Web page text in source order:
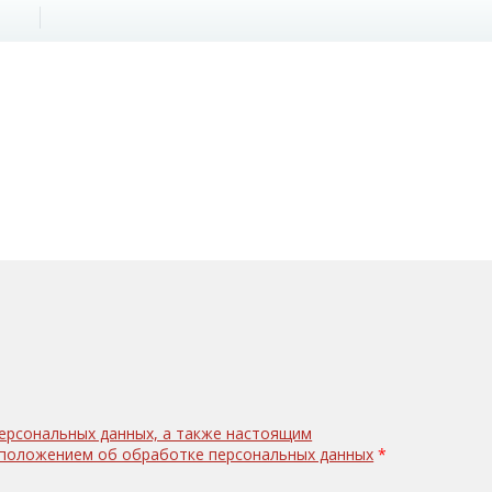
данных, а также настоящим
об обработке персональных данных *